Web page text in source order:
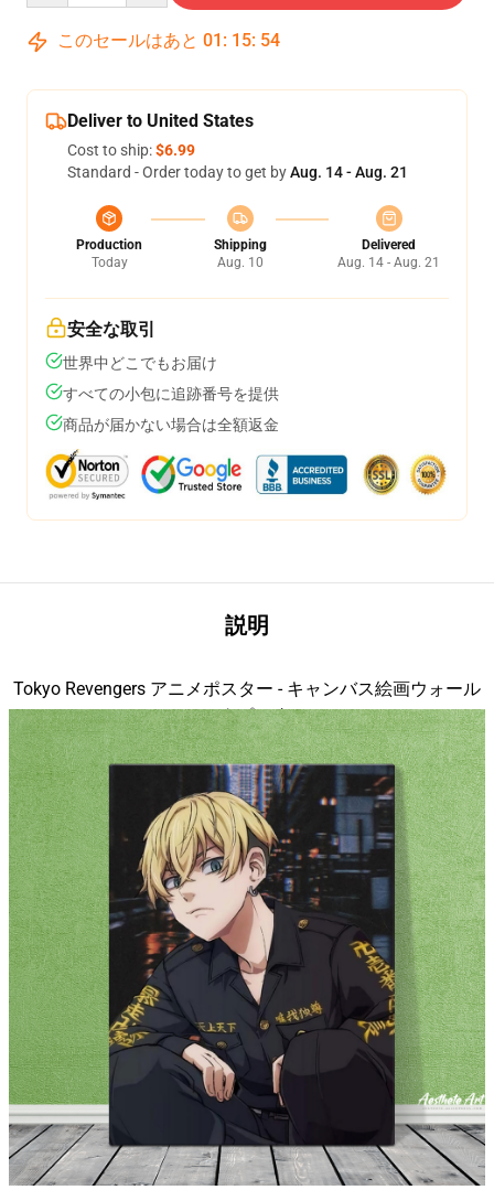
このセールはあと 01 : 15: 54
Deliver to United States
Cost to ship:$6.99
Standard - Order today to get byAug. 14 - Aug. 21
Production
Today
Shipping
Aug. 10
Delivered
Aug. 14 - Aug. 21
安全な取引
世界中どこでもお届け
すべての小包に追跡番号を提供
商品が届かない場合は全額返金
説明
modname=house&peak=30の特長
Tokyo Revengers アニメポスター - キャンバス絵画ウォール
アートポスター
modname=photos&cols=1&colspace=10&rowspace=20&align=middle